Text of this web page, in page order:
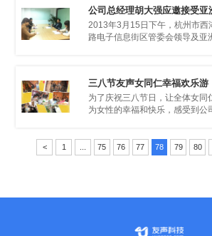
视采访
三八节友声女同仁幸福欢乐游
日。
< 1 75 76 77 78 79 80